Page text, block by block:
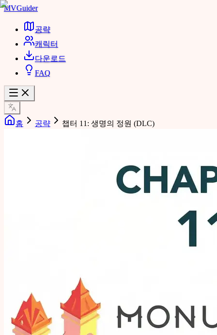
MVGuider
공략
캐릭터
다운로드
FAQ
홈 공략 챕터 11: 생명의 정원 (DLC)